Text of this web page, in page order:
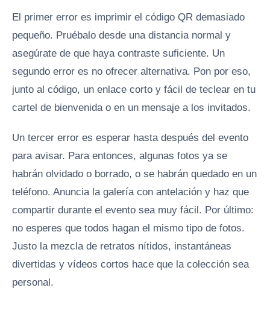
El primer error es imprimir el código QR demasiado
pequeño. Pruébalo desde una distancia normal y
asegúrate de que haya contraste suficiente. Un
segundo error es no ofrecer alternativa. Pon por eso,
junto al código, un enlace corto y fácil de teclear en tu
cartel de bienvenida o en un mensaje a los invitados.
Un tercer error es esperar hasta después del evento
para avisar. Para entonces, algunas fotos ya se
habrán olvidado o borrado, o se habrán quedado en un
teléfono. Anuncia la galería con antelación y haz que
compartir durante el evento sea muy fácil. Por último:
no esperes que todos hagan el mismo tipo de fotos.
Justo la mezcla de retratos nítidos, instantáneas
divertidas y vídeos cortos hace que la colección sea
personal.